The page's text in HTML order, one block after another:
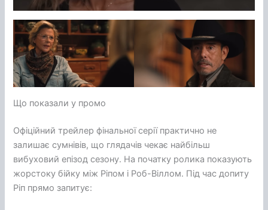
Що показали у промо
Офіційний трейлер фінальної серії практично не
залишає сумнівів, що глядачів чекає найбільш
вибуховий епізод сезону. На початку ролика показують
жорстоку бійку між Ріпом і Роб-Віллом. Під час допиту
Ріп прямо запитує: